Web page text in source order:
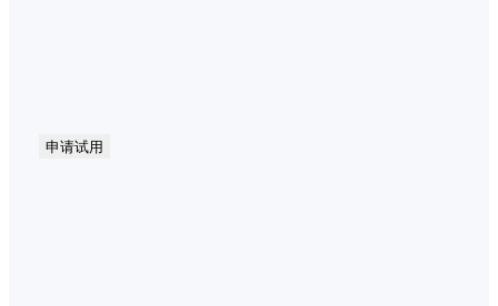
申请试用